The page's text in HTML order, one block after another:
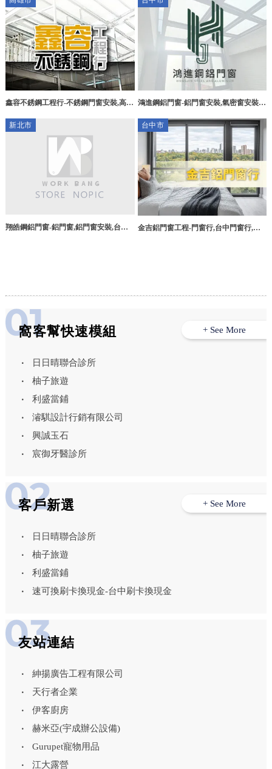
皮屋
鑫容不銹鋼工程行-不銹鋼門窗安裝,高雄
高雄採光罩施工
鴻進鋼鋁門窗-鋁門窗安裝,氣密窗安裝,
新北市
翔皓鋼鋁門窗-鋁門窗,鋁門窗安裝,台北
台中市
金吉鋁門窗工程-門窗行,台中門窗行,鋁
窩客幫快速模組
日日晴聯合診所
柚子旅遊
利盛當鋪
濬騏設計行銷有限公司
興誠玉石
宸御牙醫診所
+ See More
客戶新選
日日晴聯合診所
柚子旅遊
利盛當鋪
速可換刷卡換現金-台中刷卡換現金
+ See More
友站連結
紳揚廣告工程有限公司
天行者企業
伊客廚房
赫米亞(宇成辦公設備)
Gurupet寵物用品
江大露營